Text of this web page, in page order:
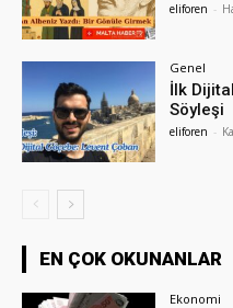
eliforen -
Genel
İlk
Söyleşi
eliforen -
EN ÇOK OKUNANLAR
Ekonomi